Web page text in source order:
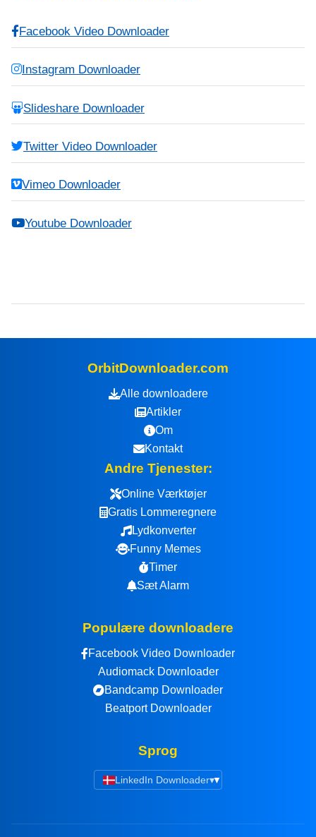
Facebook Video Downloader
Instagram Downloader
Slideshare Downloader
Twitter Video Downloader
Vimeo Downloader
Youtube Downloader
OrbitDownloader.com
Alle downloadere
Artikler
Om
Kontakt
Andre Tjenester:
Online Værktøjer
Gratis Lommeregnere
Lydkonverter
Funny Memes
Timer
Sæt Alarm
Populære downloadere
Facebook Video Downloader
Audiomack Downloader
Bandcamp Downloader
Beatport Downloader
Sprog
LinkedIn Downloader▾